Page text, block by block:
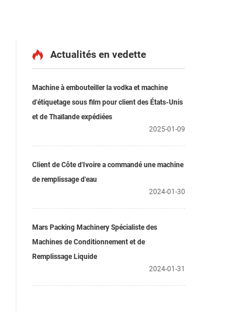
Actualités en vedette
Machine à embouteiller la vodka et machine
d'étiquetage sous film pour client des États-Unis
et de Thaïlande expédiées
2025-01-09
Client de Côte d'Ivoire a commandé une machine
de remplissage d'eau
2024-01-30
Mars Packing Machinery Spécialiste des
Machines de Conditionnement et de
Remplissage Liquide
2024-01-31